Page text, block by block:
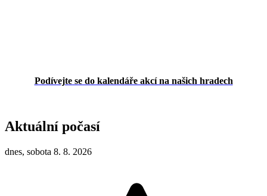
Podívejte se do kalendáře akcí na našich hradech
Aktuální počasí
dnes, sobota 8. 8. 2026